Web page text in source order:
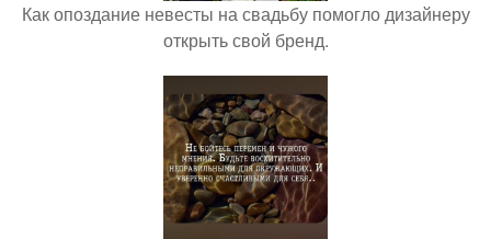
Как опоздание невесты на свадьбу помогло дизайнеру
открыть свой бренд.